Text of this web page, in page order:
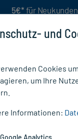
5€* für
und
Cookies
um Ihre
Informationen:
Google Analytics